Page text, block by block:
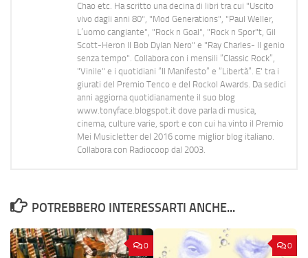
Chao etc. Ha scritto una decina di libri tra cui "Uscito
vivo dagli anni 80", "Mod Generations", "Paul Weller,
L’uomo cangiante", "Rock n Goal", "Rock n Spor"t, Gil
Scott-Heron Il Bob Dylan Nero" e "Ray Charles- Il genio
senza tempo". Collabora con i mensili “Classic Rock”,
"Vinile" e i quotidiani “Il Manifesto” e “Libertà”. E' tra i
giurati del Premio Tenco e del Rockol Awards. Da sedici
anni aggiorna quotidianamente il suo blog
www.tonyface.blogspot.it dove parla di musica,
cinema, culture varie, sport e con cui ha vinto il Premio
Mei Musicletter del 2016 come miglior blog italiano.
Collabora con Radiocoop dal 2003.
POTREBBERO INTERESSARTI ANCHE...
0 0